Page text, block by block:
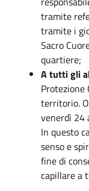
tramite
tramite i
Sacro
quartiere;
A tutti gli
Protezione
territorio.
venerdì 24
In questo
senso e
fine di
capillare a